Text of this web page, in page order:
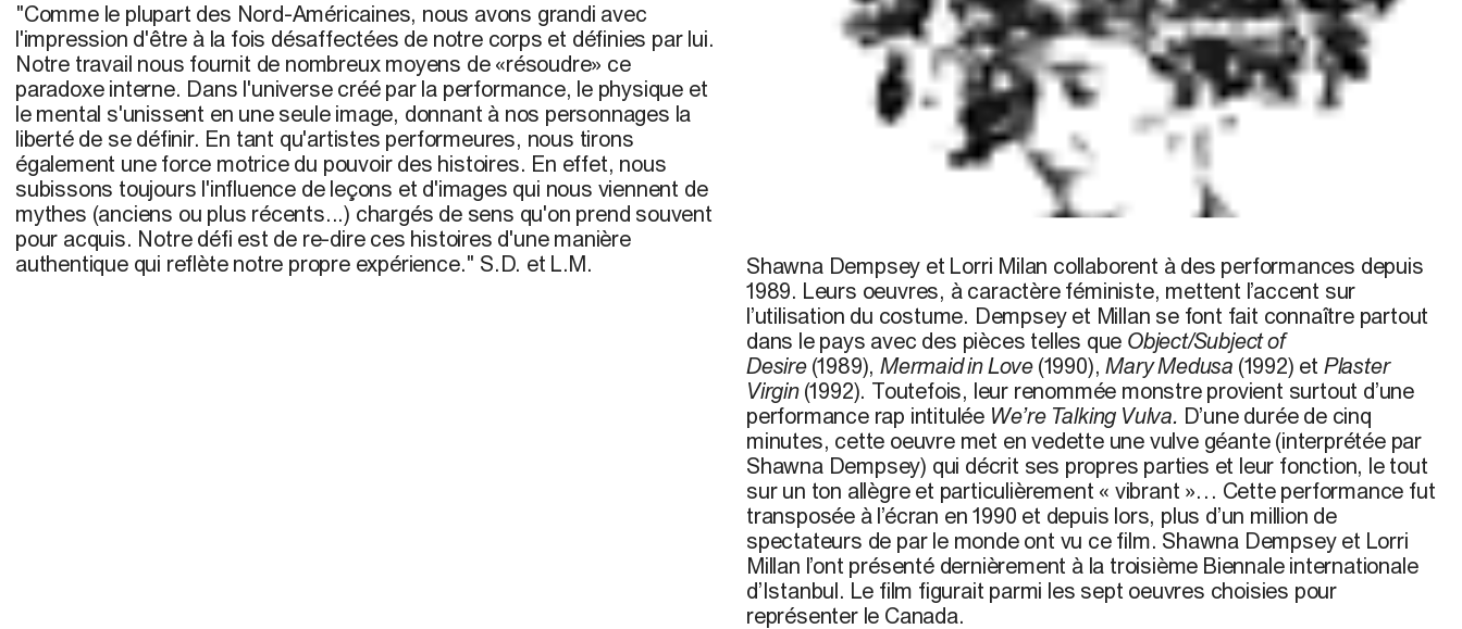
"Comme le plupart des Nord-Américaines, nous avons grandi avec
l'impression d'être à la fois désaffectées de notre corps et définies par lui.
Notre travail nous fournit de nombreux moyens de «résoudre» ce
paradoxe interne. Dans l'universe créé par la performance, le physique et
le mental s'unissent en une seule image, donnant à nos personnages la
liberté de se définir. En tant qu'artistes performeures, nous tirons
également une force motrice du pouvoir des histoires. En effet, nous
subissons toujours l'influence de leçons et d'images qui nous viennent de
mythes (anciens ou plus récents...) chargés de sens qu'on prend souvent
pour acquis. Notre défi est de re-dire ces histoires d'une manière
authentique qui reflète notre propre expérience." S.D. et L.M.
Shawna Dempsey et Lorri Milan collaborent à des performances depuis
1989. Leurs oeuvres, à caractère féministe, mettent l’accent sur
l’utilisation du costume. Dempsey et Millan se font fait connaître partout
dans le pays avec des pièces telles que Object/Subject of
Desire (1989),Mermaid in Love (1990),Mary Medusa (1992) et Plaster
Virgin (1992). Toutefois, leur renommée monstre provient surtout d’une
performance rap intitulée We’re Talking Vulva. D’une durée de cinq
minutes, cette oeuvre met en vedette une vulve géante (interprétée par
Shawna Dempsey) qui décrit ses propres parties et leur fonction, le tout
sur un ton allègre et particulièrement « vibrant »… Cette performance fut
transposée à l’écran en 1990 et depuis lors, plus d’un million de
spectateurs de par le monde ont vu ce film. Shawna Dempsey et Lorri
Millan l’ont présenté dernièrement à la troisième Biennale internationale
d’Istanbul. Le film figurait parmi les sept oeuvres choisies pour
représenter le Canada.